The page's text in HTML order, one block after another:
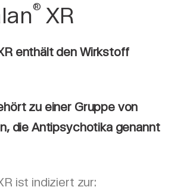
® XR
enthält den Wirkstoff
zu einer Gruppe von
die Antipsychotika genannt
ist indiziert zur: